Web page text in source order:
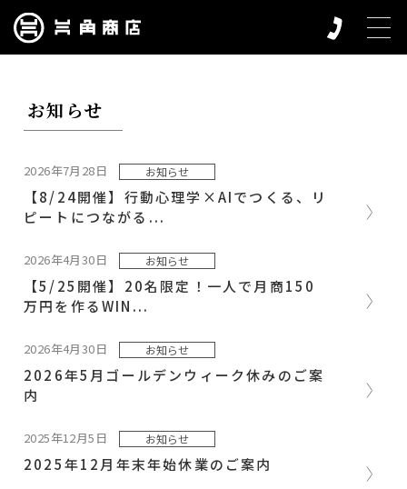
お知らせ
2026年7月28日 お知らせ
【8/24開催】行動心理学×AIでつくる、リ
ピートにつながる...
2026年4月30日 お知らせ
【5/25開催】20名限定！一人で月商150
万円を作るWIN...
2026年4月30日 お知らせ
2026年5月ゴールデンウィーク休みのご案
内
2025年12月5日 お知らせ
2025年12月年末年始休業のご案内